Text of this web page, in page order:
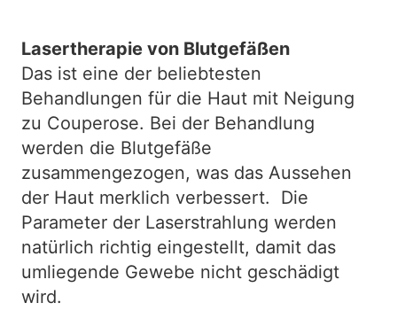
Lasertherapie von Blutgefäßen
Das ist eine der beliebtesten
Behandlungen für die Haut mit Neigung
zu Couperose. Bei der Behandlung
werden die Blutgefäße
zusammengezogen, was das Aussehen
der Haut merklich verbessert. Die
Parameter der Laserstrahlung werden
natürlich richtig eingestellt, damit das
umliegende Gewebe nicht geschädigt
wird.